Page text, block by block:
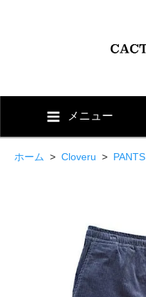
メニュー
ホーム > Cloveru > PANTS